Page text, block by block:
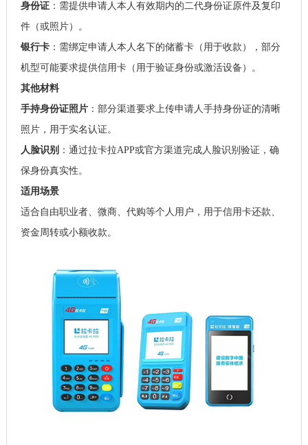
身份证：需提供申请人本人有效期内的二代身份证原件及复印
件（或照片）。
银行卡：需绑定申请人本人名下的储蓄卡（用于收款），部分
机型可能要求提供信用卡（用于验证身份或激活设备）。
其他材料
手持身份证照片：部分渠道要求上传申请人手持身份证的清晰
照片，用于实名认证。
人脸识别 ：通过拉卡拉APP或官方渠道完成人脸识别验证，确
保身份真实性。
适用场景
适合自由职业者、微商、代购等个人用户，用于信用卡还款、
资金周转或小额收款。